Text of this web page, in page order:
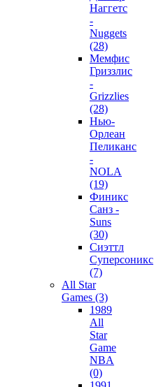
Наггетс
-
Nuggets
(28)
Мемфис
Гриззлис
-
Grizzlies
(28)
Нью-
Орлеан
Пеликанс
-
NOLA
(19)
Финикс
Санз -
Suns
(30)
Сиэттл
Суперсоникс
(7)
All Star
Games (3)
1989
All
Star
Game
NBA
(0)